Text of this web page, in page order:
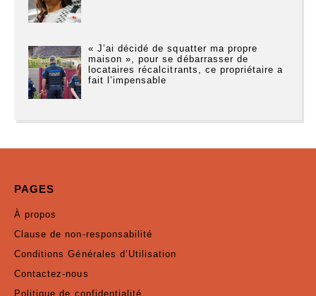
« J’ai décidé de squatter ma propre
maison », pour se débarrasser de
locataires récalcitrants, ce propriétaire a
fait l’impensable
PAGES
À propos
Clause de non-responsabilité
Conditions Générales d’Utilisation
Contactez-nous
Politique de confidentialité